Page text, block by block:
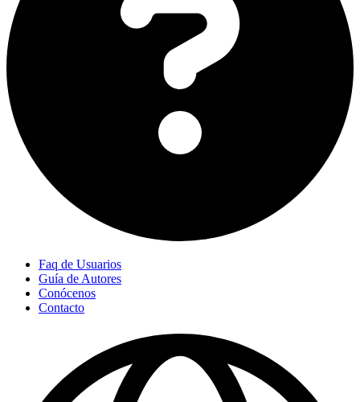
Faq de Usuarios
Guía de Autores
Conócenos
Contacto